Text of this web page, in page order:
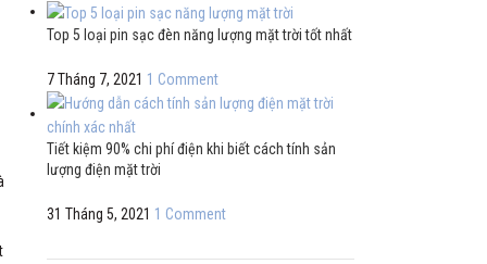
Top 5 loại pin sạc đèn năng lượng mặt trời tốt nhất
7 Tháng 7, 2021 1 Comment
Tiết kiệm 90% chi phí điện khi biết cách tính sản
lượng điện mặt trời
31 Tháng 5, 2021 1 Comment